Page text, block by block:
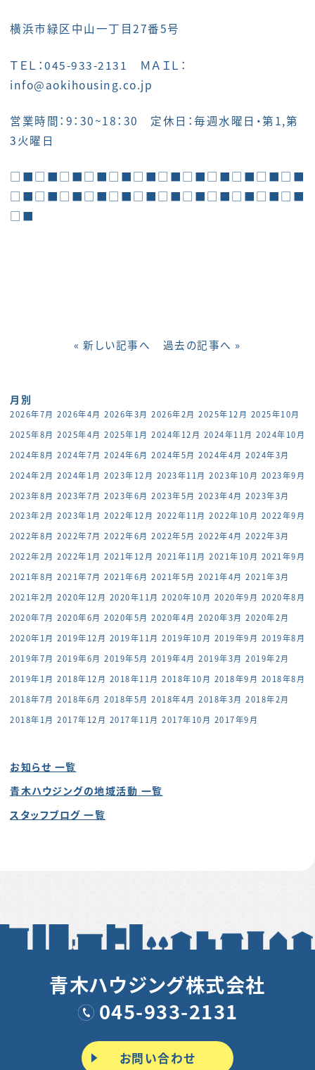
横浜市緑区中山一丁目27番5号
ＴＥＬ：045-933-2131 ＭＡＩＬ：
info@aokihousing.co.jp
営業時間：9：30~18：30 定休日：毎週水曜日・第1,第
3火曜日
□■□■□■□■□■□■□■□■□■□■□■□■
□■□■□■□■□■□■□■□■□■□■□■□■
□■
« 新しい記事へ 過去の記事へ »
月別
2026年7月 2026年4月 2026年3月 2026年2月 2025年12月 2025年10月
2025年8月 2025年4月 2025年1月 2024年12月 2024年11月 2024年10月
2024年8月 2024年7月 2024年6月 2024年5月 2024年4月 2024年3月
2024年2月 2024年1月 2023年12月 2023年11月 2023年10月 2023年9月
2023年8月 2023年7月 2023年6月 2023年5月 2023年4月 2023年3月
2023年2月 2023年1月 2022年12月 2022年11月 2022年10月 2022年9月
2022年8月 2022年7月 2022年6月 2022年5月 2022年4月 2022年3月
2022年2月 2022年1月 2021年12月 2021年11月 2021年10月 2021年9月
2021年8月 2021年7月 2021年6月 2021年5月 2021年4月 2021年3月
2021年2月 2020年12月 2020年11月 2020年10月 2020年9月 2020年8月
2020年7月 2020年6月 2020年5月 2020年4月 2020年3月 2020年2月
2020年1月 2019年12月 2019年11月 2019年10月 2019年9月 2019年8月
2019年7月 2019年6月 2019年5月 2019年4月 2019年3月 2019年2月
2019年1月 2018年12月 2018年11月 2018年10月 2018年9月 2018年8月
2018年7月 2018年6月 2018年5月 2018年4月 2018年3月 2018年2月
2018年1月 2017年12月 2017年11月 2017年10月 2017年9月
お知らせ 一覧
青木ハウジングの地域活動 一覧
スタッフブログ 一覧
青木ハウジング株式会社
045-933-2131
お問い合わせ